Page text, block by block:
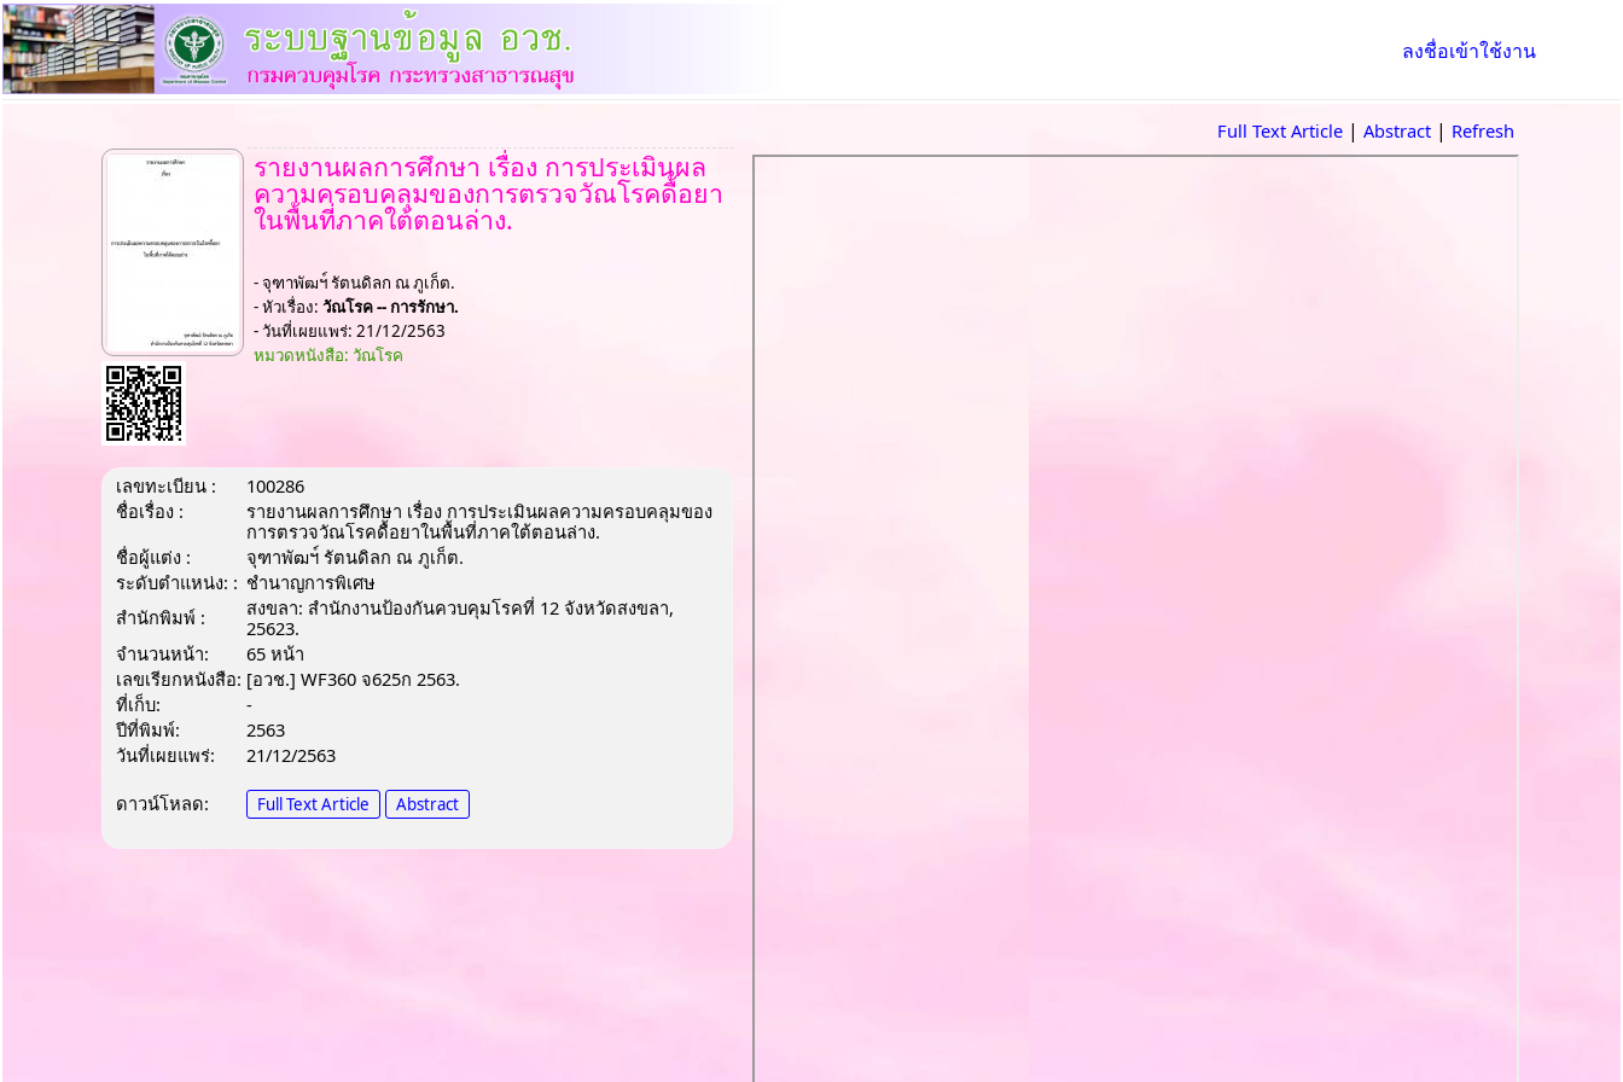
ลงชื่อเข้าใช้งาน
รายงานผลการศึกษา เรื่อง การประเมินผล
ความครอบคลุมของการตรวจวัณโรคดื้อยา
ในพื้นที่ภาคใต้ตอนล่าง.
- จุฑาพัฒฯ์ รัตนดิลก ณ ภูเก็ต.
- หัวเรื่อง: วัณโรค -- การรักษา.
- วันที่เผยแพร่: 21/12/2563
หมวดหนังสือ: วัณโรค
เลขทะเบียน :
100286
ชื่อเรื่อง :
รายงานผลการศึกษา เรื่อง การประเมินผลความครอบคลุมของ
การตรวจวัณโรคดื้อยาในพื้นที่ภาคใต้ตอนล่าง.
ชื่อผู้แต่ง :
จุฑาพัฒฯ์ รัตนดิลก ณ ภูเก็ต.
ระดับตำแหน่ง: : ชํานาญการพิเศษ
สำนักพิมพ์ :
สงขลา: สำนักงานป้องกันควบคุมโรคที่ 12 จังหวัดสงขลา,
25623.
จำนวนหน้า:
65 หน้า
เลขเรียกหนังสือ: [อวช.] WF360 จ625ก 2563.
ที่เก็บ:
-
ปีที่พิมพ์:
2563
วันที่เผยแพร่:
21/12/2563
ดาวน์โหลด:
Full Text Article Abstract
Full Text Article | Abstract | Refresh